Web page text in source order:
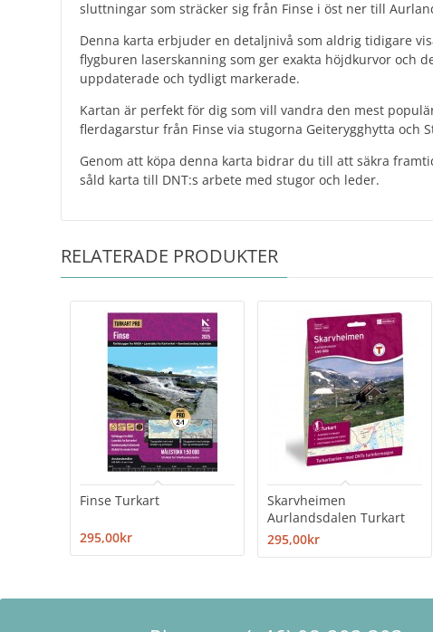
sluttningar som sträcker sig från Finse i öst ner till
Denna karta erbjuder en detaljnivå som aldrig tidigare
flygburen laserskanning som ger exakta höjdkurvor och
uppdaterade och tydligt markerade.
Kartan är perfekt för dig som vill vandra den mest
flerdagarstur från Finse via stugorna Geiterygghytta och
Genom att köpa denna karta bidrar du till att säkra
såld karta till DNT:s arbete med stugor och leder.
RELATERADE PRODUKTER
Finse Turkart
295,00kr
Skarvheimen
Aurlandsdalen Turkart
295,00kr